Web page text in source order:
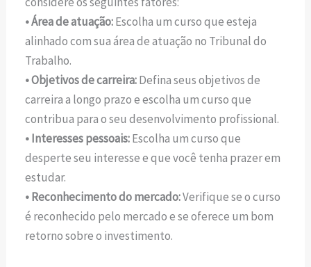
• Área de atuação:Escolha um curso que esteja
alinhado com sua área de atuação no Tribunal do
Trabalho.
• Objetivos de carreira:Defina seus objetivos de
carreira a longo prazo e escolha um curso que
contribua para o seu desenvolvimento profissional.
• Interesses pessoais:Escolha um curso que
desperte seu interesse e que você tenha prazer em
estudar.
• Reconhecimento do mercado:Verifique se o curso
é reconhecido pelo mercado e se oferece um bom
retorno sobre o investimento.